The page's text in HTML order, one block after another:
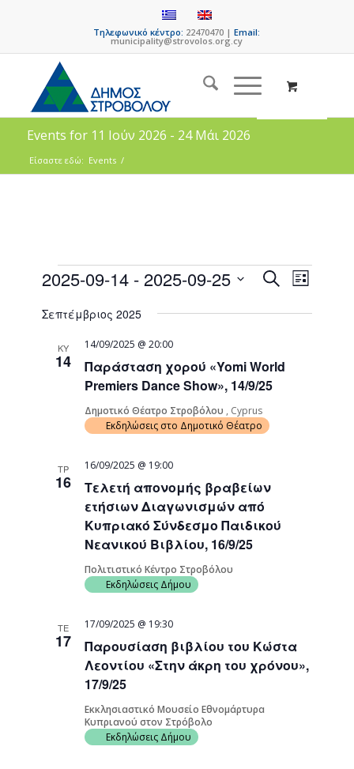
Τηλεφωνικό κέντρο: 22470470 |Email:
municipality@strovolos.org.cy
Events for 11 Ιούν 2026 - 24 Μάι 2026
Είσαστε εδώ: Events /
Events
SearchEvent
Views
List
2025-09-14 - 2025-09-25
date.
Σεπτέμβριος 2025
ΚΥ
14
Παράσταση χορού «Yomi World
Premiers Dance Show», 14/9/25
14/09/2025 @ 20:00
Δημοτικό Θέατρο Στροβόλου , Cyprus
Εκδηλώσεις στο Δημοτικό Θέατρο
ΤΡ
16
Τελετή απονομής βραβείων
ετήσιων Διαγωνισμών από
Κυπριακό Σύνδεσμο Παιδικού
Νεανικού Βιβλίου, 16/9/25
16/09/2025 @ 19:00
Πολιτιστικό Κέντρο Στροβόλου
Εκδηλώσεις Δήμου
ΤΕ
17
Παρουσίαση βιβλίου του Κώστα
Λεοντίου «Στην άκρη του χρόνου»,
17/9/25
17/09/2025 @ 19:30
Εκκλησιαστικό Μουσείο Εθνομάρτυρα
Κυπριανού στον Στρόβολο
Εκδηλώσεις Δήμου